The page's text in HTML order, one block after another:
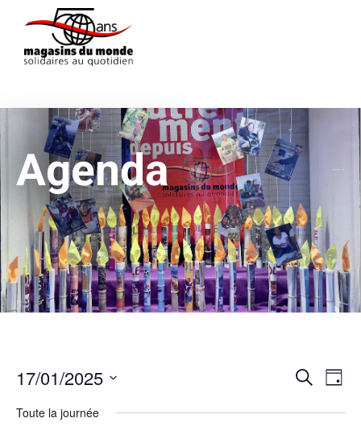
Agenda
et
Recherche
de
Jour
17/01/2025
une
date.
Toute la journée